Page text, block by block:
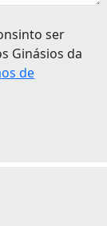
ser
Ginásios da
de